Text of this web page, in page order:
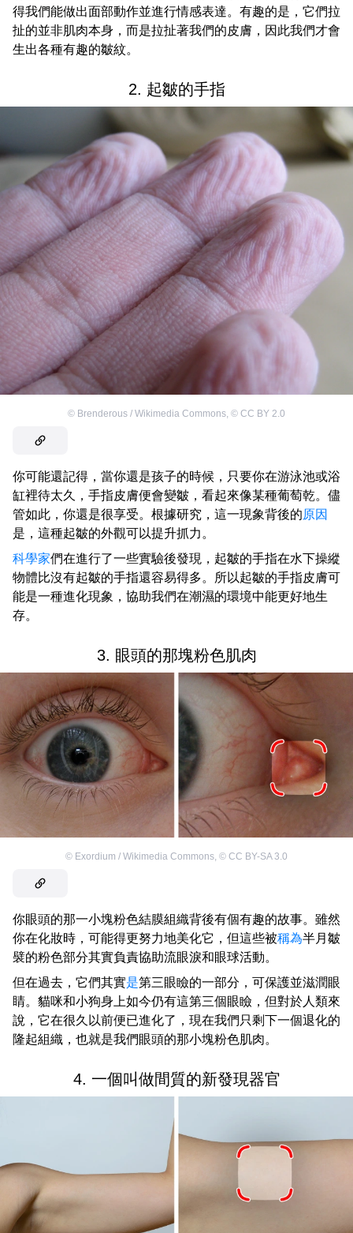
得我們能做出面部動作並進行情感表達。有趣的是，它們拉
扯的並非肌肉本身，而是拉扯著我們的皮膚，因此我們才會
生出各種有趣的皺紋。
2. 起皺的手指
© Brenderous / Wikimedia Commons, © CC BY 2.0
你可能還記得，當你還是孩子的時候，只要你在游泳池或浴
缸裡待太久，手指皮膚便會變皺，看起來像某種葡萄乾。儘
管如此，你還是很享受。根據研究，這一現象背後的原因
是，這種起皺的外觀可以提升抓力。
科學家們在進行了一些實驗後發現，起皺的手指在水下操縱
物體比沒有起皺的手指還容易得多。所以起皺的手指皮膚可
能是一種進化現象，協助我們在潮濕的環境中能更好地生
存。
3. 眼頭的那塊粉色肌肉
© Exordium / Wikimedia Commons, © CC BY-SA 3.0
你眼頭的那一小塊粉色結膜組織背後有個有趣的故事。雖然
你在化妝時，可能得更努力地美化它，但這些被稱為半月皺
襞的粉色部分其實負責協助流眼淚和眼球活動。
但在過去，它們其實是第三眼瞼的一部分，可保護並滋潤眼
睛。貓咪和小狗身上如今仍有這第三個眼瞼，但對於人類來
說，它在很久以前便已進化了，現在我們只剩下一個退化的
隆起組織，也就是我們眼頭的那小塊粉色肌肉。
4. 一個叫做間質的新發現器官